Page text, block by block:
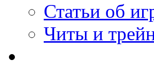
Статьи об
Читы и